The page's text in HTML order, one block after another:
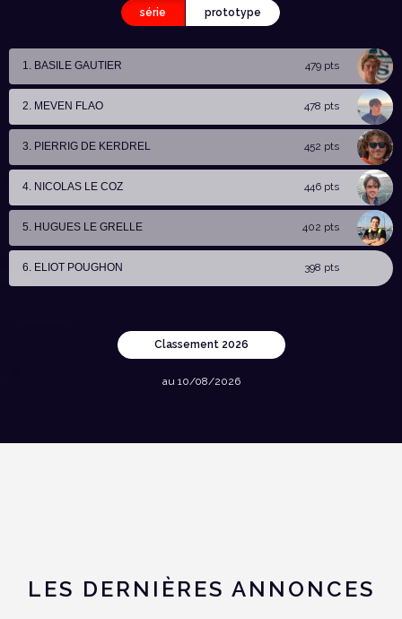
série prototype
1. BASILE GAUTIER 479 pts
2. MEVEN FLAO 478 pts
3. PIERRIG DE KERDREL 452 pts
4. NICOLAS LE COZ 446 pts
5. HUGUES LE GRELLE 402 pts
6. ELIOT POUGHON 398 pts
Classement 2026
au 10/08/2026
LES DERNIÈRES ANNONCES